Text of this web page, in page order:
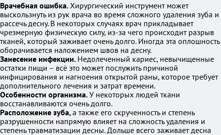
Врачебная ошибка.Хирургический инструмент может
выскользнуть из рук врача во время сложного удаления зуба и
рассечь десну. В некоторых случаях врач прикладывает
чрезмерную физическую силу, из-за чего происходит разрыв
тканей, который заживает очень долго. Иногда эта оплошность
оборачивается наложением швов на десну.
Занесение инфекции. Недолеченный кариес, невычищенные
остатки пищи – всё это может послужить причиной
инфицирования и нагноения открытой раны, которое требует
дополнительного лечения и затрат времени.
Особенности организма.У некоторых людей ткани
восстанавливаются очень долго.
Расположение зуба,а также его скрученность и степень
разрушенности напрямую влияет на сложность удаления и
степень травматизации десны. Дольше всего заживает десна